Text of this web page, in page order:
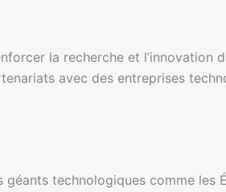
la recherche et l’innovation
avec des entreprises
technologiques comme les